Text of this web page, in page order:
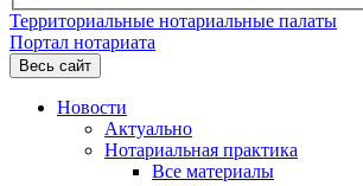
Территориальные нотариальные палаты
Портал нотариата
Весь сайт
Новости
Актуально
Нотариальная практика
Все материалы